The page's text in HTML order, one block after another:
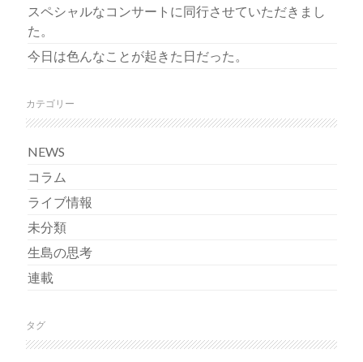
スペシャルなコンサートに同行させていただきまし
た。
今日は色んなことが起きた日だった。
カテゴリー
NEWS
コラム
ライブ情報
未分類
生島の思考
連載
タグ